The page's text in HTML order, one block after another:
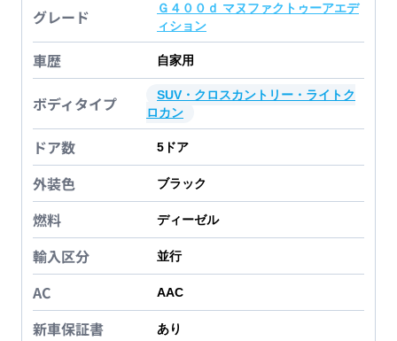
グレード
Ｇ４００ｄ マヌファクトゥーアエデ
ィション
車歴 自家用
ボディタイプ
SUV・クロスカントリー・ライトク
ロカン
ドア数 5 ドア
外装色 ブラック
燃料 ディーゼル
輸入区分 並行
AC AAC
新車保証書 あり